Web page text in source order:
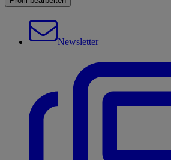
Newsletter